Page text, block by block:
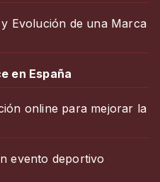
Evolución de una Marca
en España
online para mejorar la
evento deportivo